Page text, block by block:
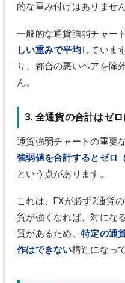
的な重み付けはありません
一般的な通貨強弱チャー
しい重みで平均していま
り、都合の悪いペアを除
ん。
3. 全通貨の合計はゼ
通貨強弱チャートの重要
強弱値を合計するとゼロ
という点があります。
これは、FXが必ず2通貨
貨が強くなれば、対にな
質があるため、特定の通
作はできない構造になっ